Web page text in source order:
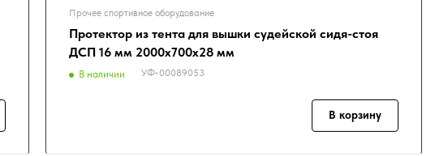
Прочее спортивное оборудование
Протектор из тента для вышки судейской сидя-стоя
ДСП 16 мм 2000х700х28 мм
В наличии УФ-00089053
В корзину